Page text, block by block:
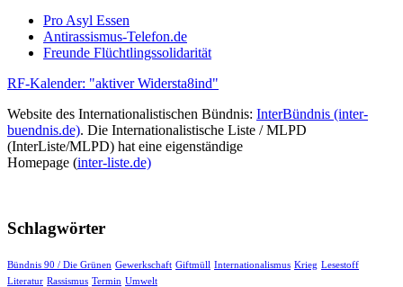
Pro Asyl Essen
Antirassismus-Telefon.de
Freunde Flüchtlingssolidarität
RF-Kalender: "aktiver Widersta8ind"
Website des Internationalistischen Bündnis: InterBündnis (inter-
buendnis.de). Die Internationalistische Liste / MLPD
(InterListe/MLPD) hat eine eigenständige
Homepage (inter-liste.de)
Schlagwörter
Bündnis 90 / Die Grünen Gewerkschaft Giftmüll Internationalismus Krieg Lesestoff
Literatur Rassismus Termin Umwelt